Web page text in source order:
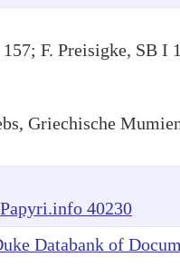
F. Preisigke, SB I
Griechische
Papyri.info 40230
Databank of